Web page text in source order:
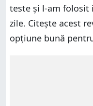
teste și l-am folosit
zile. Citește acest
opțiune bună